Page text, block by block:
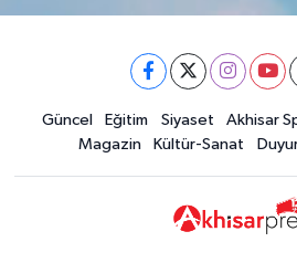
Güncel Eğitim Siyaset Akhisar
Magazin
Kültür-Sanat